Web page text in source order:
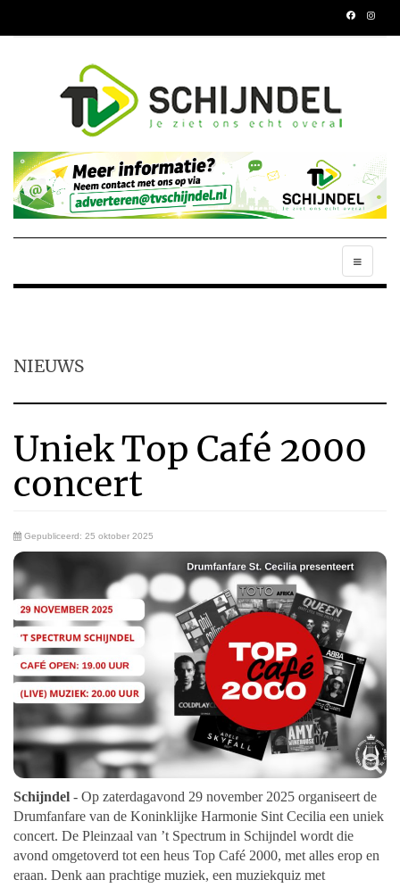
NIEUWS
Uniek Top Café 2000
concert
Gepubliceerd: 25 oktober 2025
Schijndel - Op zaterdagavond 29 november 2025 organiseert de
Drumfanfare van de Koninklijke Harmonie Sint Cecilia een uniek
concert. De Pleinzaal van ’t Spectrum in Schijndel wordt die
avond omgetoverd tot een heus Top Café 2000, met alles erop en
eraan. Denk aan prachtige muziek, een muziekquiz met